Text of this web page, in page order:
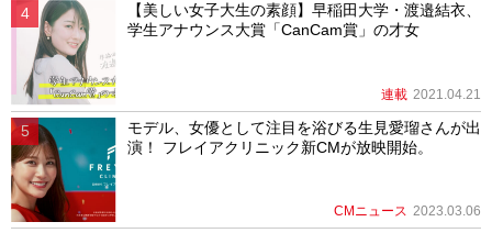
【美しい女子大生の素顔】早稲田大学・渡邉結衣、
学生アナウンス大賞「CanCam賞」の才女
連載 2021.04.21
モデル、女優として注目を浴びる生見愛瑠さんが出
演！ フレイアクリニック新CMが放映開始。
CMニュース 2023.03.06